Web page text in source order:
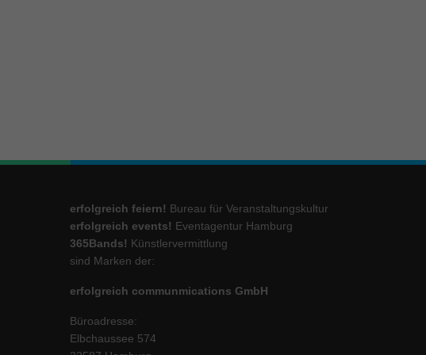
erfolgreich feiern! Bureau für Veranstaltungskultur
erfolgreich events! Eventagentur Hamburg
365Bands! Künstlervermittlung
sind Marken der:
erfolgreich communmications GmbH
Büroadresse:
Elbchaussee 574
blockiert.
auf diese Inhalte
Impressum